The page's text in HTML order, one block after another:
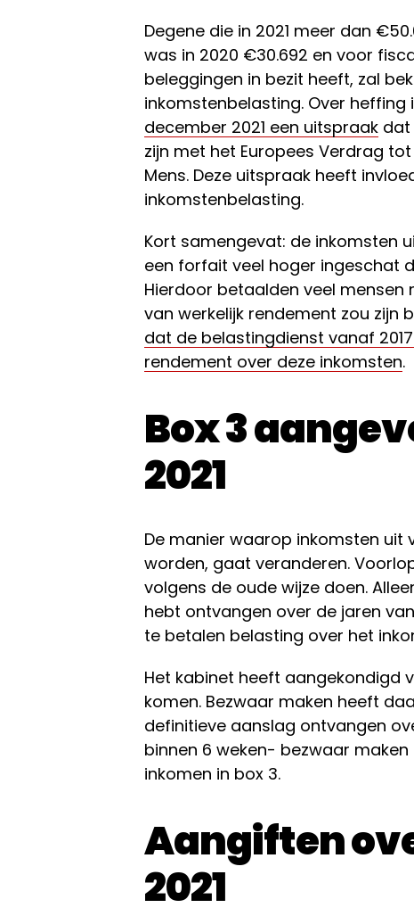
Degene die in 2021 meer dan
was in 2020 €30.692 en voor
beleggingen in bezit heeft, zal
inkomstenbelasting. Over heffing
december 2021 een uitspraak dat
zijn met het Europees Verdrag
Mens. Deze uitspraak heeft
inkomstenbelasting.
Kort samengevat: de inkomsten
een forfait veel hoger ingeschat
Hierdoor betaalden veel
van werkelijk rendement zou zijn
dat de belastingdienst vanaf
rendement over deze inkomsten.
Box 3
2021
De manier waarop inkomsten uit
worden, gaat veranderen.
volgens de oude wijze doen.
hebt ontvangen over de jaren
te betalen belasting over het
Het kabinet heeft aangekondigd
komen. Bezwaar maken heeft
definitieve aanslag ontvangen
binnen 6 weken- bezwaar
inkomen in box 3.
Aangiften
2021